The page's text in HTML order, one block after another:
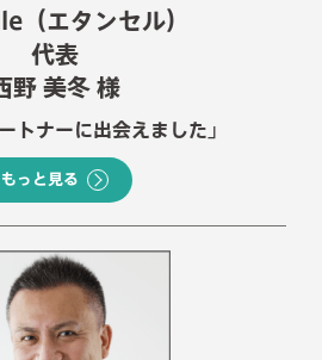
（エタンセル）
代表
野 美冬 様
トナーに出会えました」
もっと見る